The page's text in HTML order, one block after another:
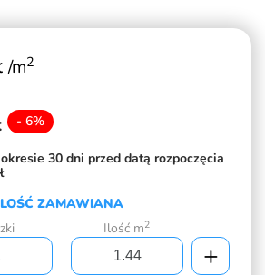
/m2
- 6%
30 dni przed datą rozpoczęcia
ZAMAWIANA
Ilość m2
+